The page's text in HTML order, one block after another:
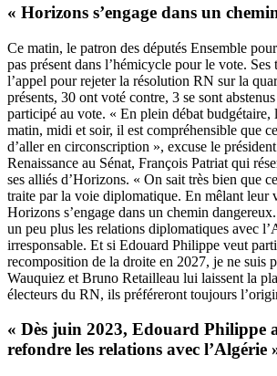
« Horizons s’engage dans un
Ce matin, le patron des députés Ensemble
pas présent dans l’hémicycle pour le vote. Ses
l’appel pour rejeter la résolution RN sur la
présents, 30 ont voté contre, 3 se sont
participé au vote. « En plein débat budgétaire,
matin, midi et soir, il est compréhensible que
d’aller en circonscription », excuse le
Renaissance au Sénat, François Patriat qui
ses alliés d’Horizons. « On sait très bien que
traite par la voie diplomatique. En mêlant leur
Horizons s’engage dans un chemin
un peu plus les relations diplomatiques avec
irresponsable. Et si Edouard Philippe veut
recomposition de la droite en 2027, je ne suis
Wauquiez et Bruno Retailleau lui laissent la
électeurs du RN, ils préféreront toujours
« Dès juin 2023, Edouard Philippe
refondre les relations avec l’Algérie